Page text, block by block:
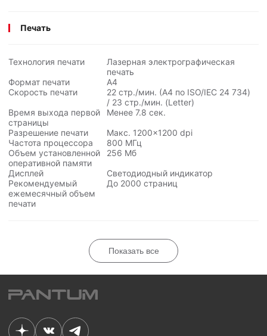
Печать
Технология печати
Лазерная электрографическая
печать
Формат печати
А4
Скорость печати
22 стр./мин. (А4 по ISO/IEC 24 734)
/ 23 стр./мин. (Letter)
Время выхода первой
страницы
Менее 7.8 сек.
Разрешение печати
Макс. 1200×1200 dpi
Частота процессора
800 МГц
Объем установленной
оперативной памяти
256 Мб
Дисплей
Светодиодный индикатор
Рекомендуемый
ежемесячный объем
печати
До 2000 страниц
Показать все